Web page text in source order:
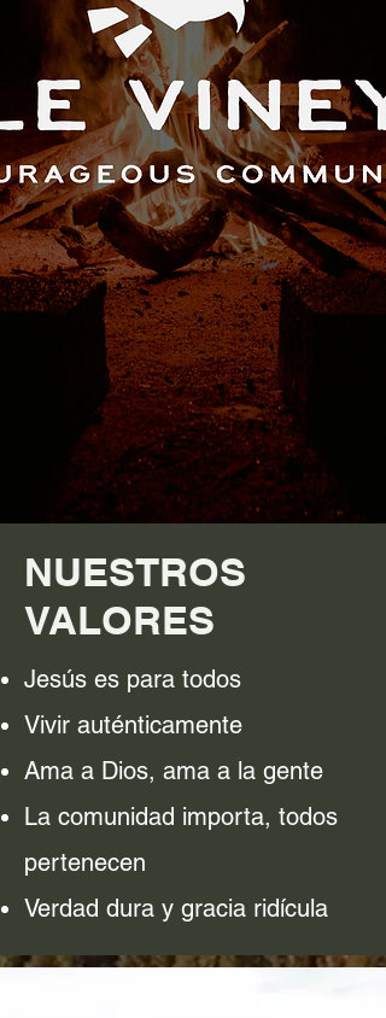
NUESTROS
VALORES
Jesús es para todos
Vivir auténticamente
Ama a Dios, ama a la gente
La comunidad importa, todos
pertenecen
Verdad dura y gracia ridícula